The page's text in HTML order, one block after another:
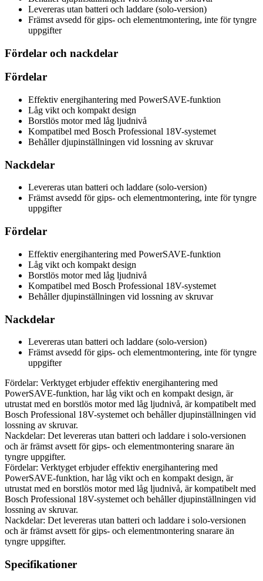
Levereras utan batteri och laddare (solo-version)
Främst avsedd för gips- och elementmontering, inte för tyngre
uppgifter
Fördelar och nackdelar
Fördelar
Effektiv energihantering med PowerSAVE-funktion
Låg vikt och kompakt design
Borstlös motor med låg ljudnivå
Kompatibel med Bosch Professional 18V-systemet
Behåller djupinställningen vid lossning av skruvar
Nackdelar
Levereras utan batteri och laddare (solo-version)
Främst avsedd för gips- och elementmontering, inte för tyngre
uppgifter
Fördelar
Effektiv energihantering med PowerSAVE-funktion
Låg vikt och kompakt design
Borstlös motor med låg ljudnivå
Kompatibel med Bosch Professional 18V-systemet
Behåller djupinställningen vid lossning av skruvar
Nackdelar
Levereras utan batteri och laddare (solo-version)
Främst avsedd för gips- och elementmontering, inte för tyngre
uppgifter
Fördelar: Verktyget erbjuder effektiv energihantering med
PowerSAVE-funktion, har låg vikt och en kompakt design, är
utrustat med en borstlös motor med låg ljudnivå, är kompatibelt med
Bosch Professional 18V-systemet och behåller djupinställningen vid
lossning av skruvar.
Nackdelar: Det levereras utan batteri och laddare i solo-versionen
och är främst avsett för gips- och elementmontering snarare än
tyngre uppgifter.
Fördelar: Verktyget erbjuder effektiv energihantering med
PowerSAVE-funktion, har låg vikt och en kompakt design, är
utrustat med en borstlös motor med låg ljudnivå, är kompatibelt med
Bosch Professional 18V-systemet och behåller djupinställningen vid
lossning av skruvar.
Nackdelar: Det levereras utan batteri och laddare i solo-versionen
och är främst avsett för gips- och elementmontering snarare än
tyngre uppgifter.
Specifikationer